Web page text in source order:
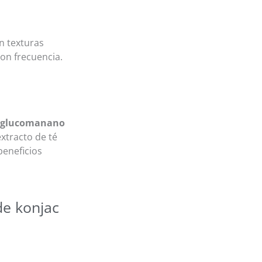
texturas
frecuencia.
de té
konjac